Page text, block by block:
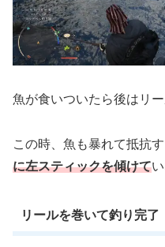
魚が食いついたら後はリ
この時、魚も暴れて抵抗
に左スティックを傾けて
リールを巻いて釣り完了